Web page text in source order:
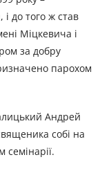
до того ж став
Міцкевича і
за добру
парохом
Андрей
собі на